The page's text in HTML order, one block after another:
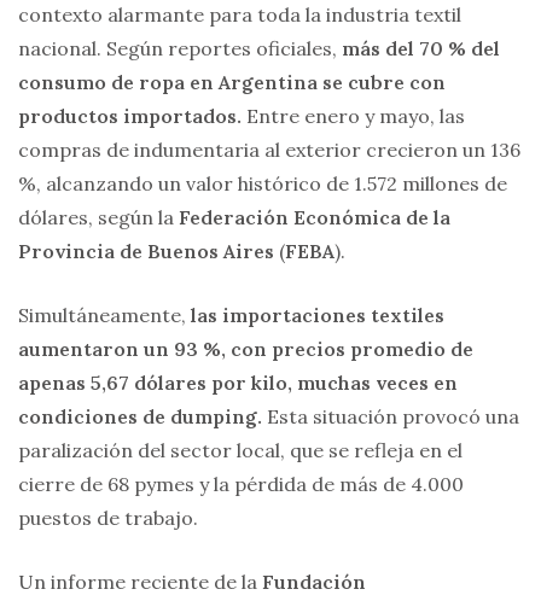
contexto alarmante para toda la industria textil
nacional. Según reportes oficiales, más del 70 % del
consumo de ropa en Argentina se cubre con
productos importados. Entre enero y mayo, las
compras de indumentaria al exterior crecieron un 136
%, alcanzando un valor histórico de 1.572 millones de
dólares, según la Federación Económica de la
Provincia de Buenos Aires (FEBA).
Simultáneamente, las importaciones textiles
aumentaron un 93 %, con precios promedio de
apenas 5,67 dólares por kilo, muchas veces en
condiciones de dumping. Esta situación provocó una
paralización del sector local, que se refleja en el
cierre de 68 pymes y la pérdida de más de 4.000
puestos de trabajo.
Un informe reciente de la Fundación